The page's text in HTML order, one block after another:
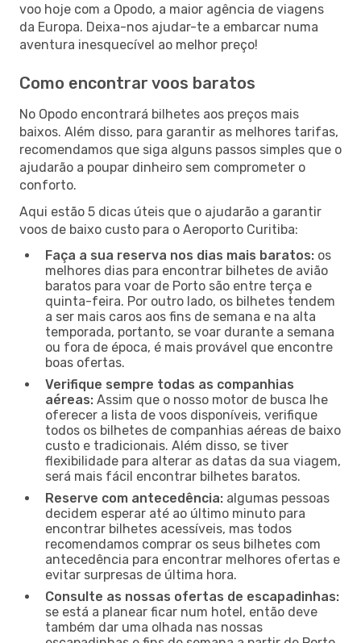
voo hoje com a Opodo, a maior agência de viagens
da Europa. Deixa-nos ajudar-te a embarcar numa
aventura inesquecível ao melhor preço!
Como encontrar voos baratos
No Opodo encontrará bilhetes aos preços mais
baixos. Além disso, para garantir as melhores tarifas,
recomendamos que siga alguns passos simples que o
ajudarão a poupar dinheiro sem comprometer o
conforto.
Aqui estão 5 dicas úteis que o ajudarão a garantir
voos de baixo custo para o Aeroporto Curitiba:
Faça a sua reserva nos dias mais baratos: os
melhores dias para encontrar bilhetes de avião
baratos para voar de Porto são entre terça e
quinta-feira. Por outro lado, os bilhetes tendem
a ser mais caros aos fins de semana e na alta
temporada, portanto, se voar durante a semana
ou fora de época, é mais provável que encontre
boas ofertas.
Verifique sempre todas as companhias
aéreas: Assim que o nosso motor de busca lhe
oferecer a lista de voos disponíveis, verifique
todos os bilhetes de companhias aéreas de baixo
custo e tradicionais. Além disso, se tiver
flexibilidade para alterar as datas da sua viagem,
será mais fácil encontrar bilhetes baratos.
Reserve com antecedência: algumas pessoas
decidem esperar até ao último minuto para
encontrar bilhetes acessíveis, mas todos
recomendamos comprar os seus bilhetes com
antecedência para encontrar melhores ofertas e
evitar surpresas de última hora.
Consulte as nossas ofertas de escapadinhas:
se está a planear ficar num hotel, então deve
também dar uma olhada nas nossas